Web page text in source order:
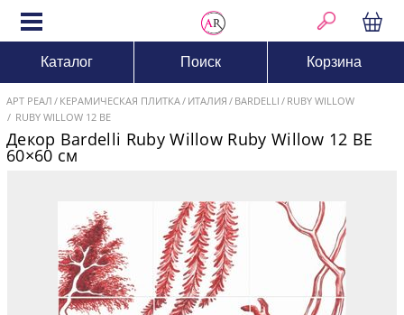
Каталог Поиск Корзина
АРТ РЕАЛ КЕРАМИЧЕСКАЯ ПЛИТКА ИТАЛИЯ BARDELLI
RUBY WILLOW
RUBY WILLOW 12 BE
Декор Bardelli Ruby Willow Ruby Willow 12 BE
60×60 см